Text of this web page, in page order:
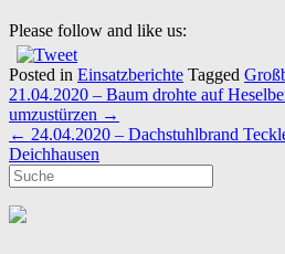
Please follow and like us:
Posted in Einsatzberichte Tagged
Post
navigation
21.04.2020 – Baum drohte auf
umzustürzen →
← 24.04.2020 – Dachstuhlbrand
Deichhausen